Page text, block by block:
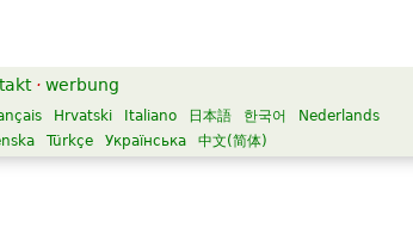
· werbung
Hrvatski Italiano 日本語 한국어
Nederlands
Türkçe Українська 中文(简体)